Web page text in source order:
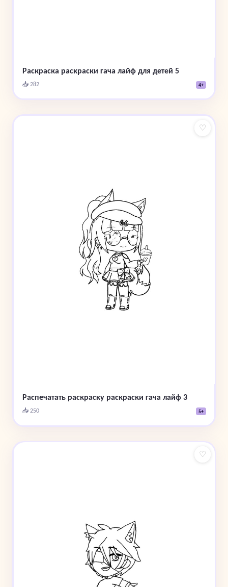
Раскраска раскраски гача лайф для детей 5
📥 282 4+
♡
Распечатать раскраску раскраски гача лайф 3
📥 250 5+
♡